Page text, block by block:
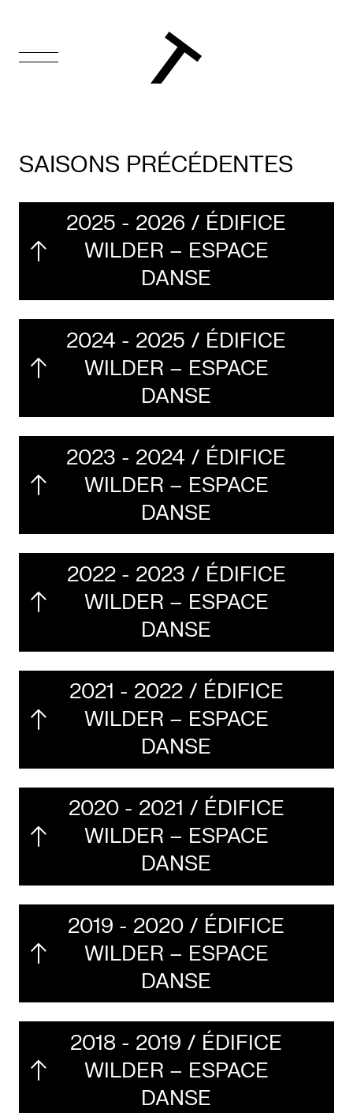
Appuyez-
nous
Programmation
Médiation
culturelle
Location
SAISONS PRÉCÉDENTES
2025 - 2026 / ÉDIFICE
WILDER – ESPACE
DANSE
2024 - 2025 / ÉDIFICE
WILDER – ESPACE
DANSE
2023 - 2024 / ÉDIFICE
WILDER – ESPACE
DANSE
2022 - 2023 / ÉDIFICE
WILDER – ESPACE
DANSE
2021 - 2022 / ÉDIFICE
WILDER – ESPACE
DANSE
2020 - 2021 / ÉDIFICE
WILDER – ESPACE
DANSE
2019 - 2020 / ÉDIFICE
WILDER – ESPACE
DANSE
2018 - 2019 / ÉDIFICE
WILDER – ESPACE
DANSE